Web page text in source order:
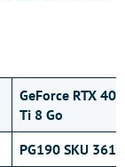
GeForce RTX
Ti 8 Go
PG190 SKU 361